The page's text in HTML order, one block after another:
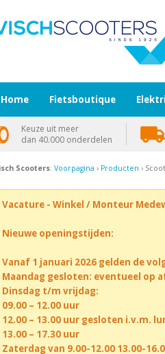
Scooters: Voorpagina › Producten ›
Vacature - Winkel / Monteur
Nieuwe openingstijden:
Vanaf 1 januari 2026 gelden de
Maandag gesloten: eventueel op
Dinsdag t/m vrijdag:
09.00 – 12.00 uur
12.00 – 13.00 uur gesloten i.v.m.
13.00 – 17.30 uur
Zaterdag van 9.00-12.00 13.00-
Home Fietsboutique
Keuze uit meer
dan 40.000 onderdelen